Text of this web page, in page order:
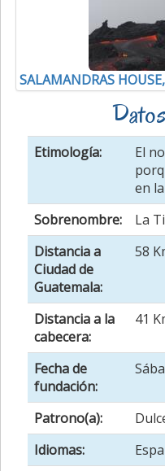
SALAMANDRAS
Etimología:
El
en
Sobrenombre:
La
Distancia a
Ciudad de
Guatemala:
58
Distancia a la
cabecera:
41
Fecha de
fundación:
Patrono(a):
Idiomas: